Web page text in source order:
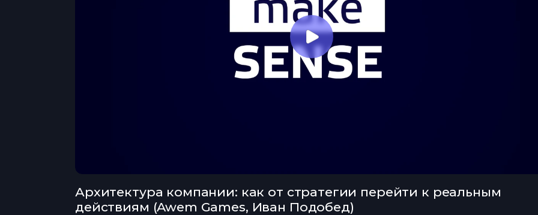
Архитектура компании: как от стратегии перейти к реальным
действиям (Awem Games, Иван Подобед)